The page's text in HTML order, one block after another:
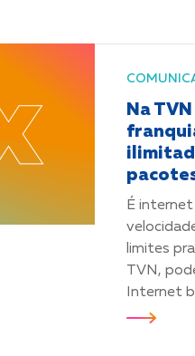
Na
É
limites
TVN,
Internet